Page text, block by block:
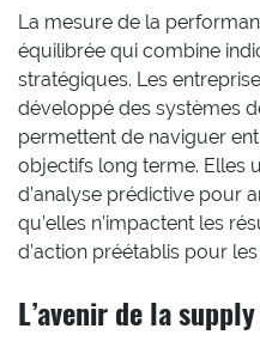
La mesure de la
équilibrée qui combine
stratégiques. Les
développé des systèmes
permettent de naviguer
objectifs long terme. Elles
d’analyse prédictive pour
qu’elles n’impactent les
d’action préétablis pour
L’avenir de la